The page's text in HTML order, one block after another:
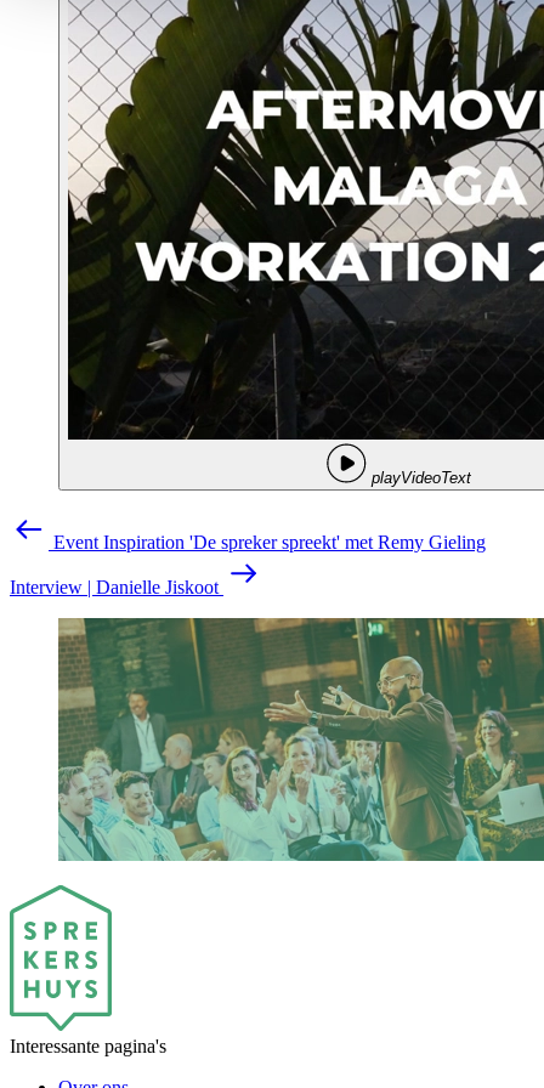
playVideoText
Event Inspiration 'De spreker spreekt' met Remy Gieling
Interview | Danielle Jiskoot
Interessante pagina's